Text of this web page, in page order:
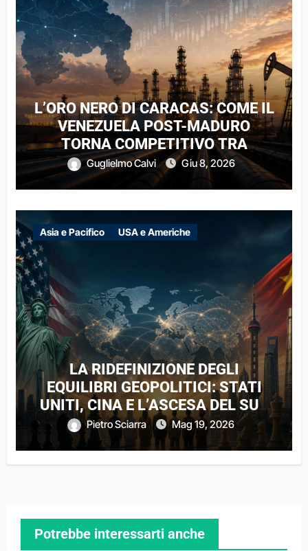
L’ORO NERO DI CARACAS: COME IL
VENEZUELA POST-MADURO
TORNA COMPETITIVO TRA
CAPITALI PRIVATI E VINCOLI
ESTERNI
Guglielmo Calvi Giu 8, 2026
Asia e Pacifico USA e Americhe
LA RIDEFINIZIONE DEGLI
EQUILIBRI GEOPOLITICI: STATI
UNITI, CINA E L’ASCESA DEL SUD
GLOBALE
Pietro Sciarra Mag 19, 2026
Potrebbe interessarti anche